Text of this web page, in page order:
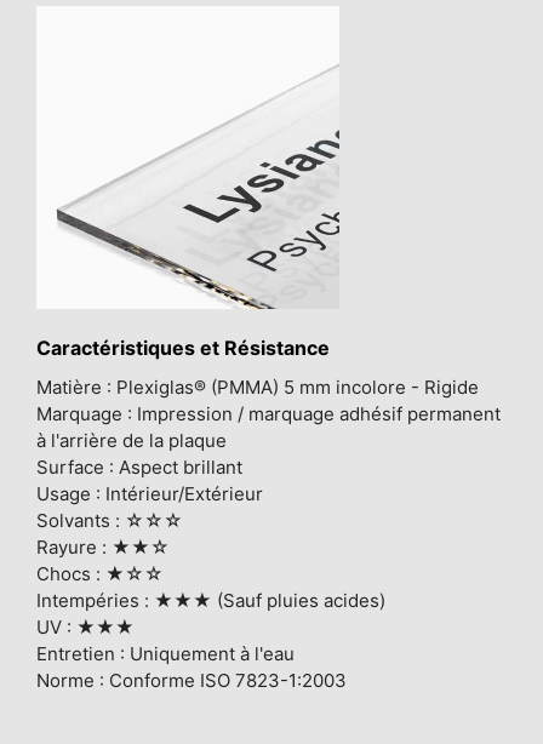
Caractéristiques et Résistance
Matière : Plexiglas® (PMMA) 5 mm incolore - Rigide
Marquage : Impression / marquage adhésif permanent
à l'arrière de la plaque
Surface : Aspect brillant
Usage : Intérieur/Extérieur
Solvants : ☆☆☆
Rayure : ★★☆
Chocs : ★☆☆
Intempéries : ★★★ (Sauf pluies acides)
UV : ★★★
Entretien : Uniquement à l'eau
Norme : Conforme ISO 7823-1:2003